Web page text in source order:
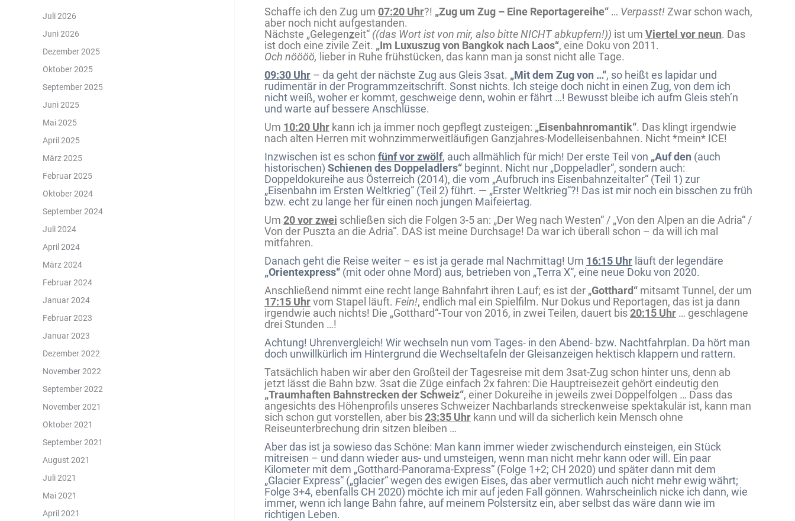
Schaffe ich den Zug um 07:20 Uhr?! „Zug um Zug – Eine Reportagereihe“ … Verpasst! Zwar schon wach,
aber noch nicht aufgestanden.
Nächste „Gelegenzeit“ ((das Wort ist von mir, also bitte NICHT abkupfern!)) ist um Viertel vor neun. Das
ist doch eine zivile Zeit. „Im Luxuszug von Bangkok nach Laos“, eine Doku von 2011.
Och nöööö, lieber in Ruhe frühstücken, das kann man ja sonst nicht alle Tage.
09:30 Uhr – da geht der nächste Zug aus Gleis 3sat. „Mit dem Zug von …“, so heißt es lapidar und
rudimentär in der Programmzeitschrift. Sonst nichts. Ich steige doch nicht in einen Zug, von dem ich
nicht weiß, woher er kommt, geschweige denn, wohin er fährt …! Bewusst bleibe ich aufm Gleis steh’n
und warte auf bessere Anschlüsse.
Um 10:20 Uhr kann ich ja immer noch gepflegt zusteigen: „Eisenbahnromantik“. Das klingt irgendwie
nach alten Herren mit wohnzimmerweitläufigen Ganzjahres-Modelleisenbahnen. Nicht *mein* ICE!
Inzwischen ist es schon fünf vor zwölf, auch allmählich für mich! Der erste Teil von „Auf den (auch
historischen) Schienen des Doppeladlers“ beginnt. Nicht nur „Doppeladler“, sondern auch:
Doppeldokureihe aus Österreich (2014), die vom „Aufbruch ins Eisenbahnzeitalter“ (Teil 1) zur
„Eisenbahn im Ersten Weltkrieg“ (Teil 2) führt. — „Erster Weltkrieg“?! Das ist mir noch ein bisschen zu früh
bzw. echt zu lange her für einen noch jungen Maifeiertag.
Um 20 vor zwei schließen sich die Folgen 3-5 an: „Der Weg nach Westen“ / „Von den Alpen an die Adria“ /
Von der Puszta an die Adria“. DAS ist meine Durchsage! Da war ich überall schon – da will ich mal
mitfahren.
Danach geht die Reise weiter – es ist ja gerade mal Nachmittag! Um 16:15 Uhr läuft der legendäre
„Orientexpress“ (mit oder ohne Mord) aus, betrieben von „Terra X“, eine neue Doku von 2020.
Anschließend nimmt eine recht lange Bahnfahrt ihren Lauf; es ist der „Gotthard“ mitsamt Tunnel, der um
17:15 Uhrvom Stapel läuft. Fein!, endlich mal ein Spielfilm. Nur Dokus und Reportagen, das ist ja dann
irgendwie auch nichts! Die „Gotthard“-Tour von 2016, in zwei Teilen, dauert bis20:15 Uhr … geschlagene
drei Stunden …!
Achtung! Uhrenvergleich! Wir wechseln nun vom Tages- in den Abend- bzw. Nachtfahrplan. Da hört man
doch unwillkürlich im Hintergrund die Wechseltafeln der Gleisanzeigen hektisch klappern und rattern.
Tatsächlich haben wir aber den Großteil der Tagesreise mit dem 3sat-Zug schon hinter uns, denn ab
jetzt lässt die Bahn bzw. 3sat die Züge einfach 2x fahren: Die Hauptreisezeit gehört eindeutig den
„Traumhaften Bahnstrecken der Schweiz“, einer Dokureihe in jeweils zwei Doppelfolgen … Dass das
angesichts des Höhenprofils unseres Schweizer Nachbarlands streckenweise spektakulär ist, kann man
sich schon gut vorstellen, aber bis23:35 Uhr kann und will da sicherlich kein Mensch ohne
Reiseunterbrechung drin sitzen bleiben …
Aber das ist ja sowieso das Schöne: Man kann immer wieder zwischendurch einsteigen, ein Stück
mitreisen – und dann wieder aus- und umsteigen, wenn man nicht mehr kann oder will. Ein paar
Kilometer mit dem „Gotthard-Panorama-Express“ (Folge 1+2; CH 2020) und später dann mit dem
„Glacier Express“ („glacier“ wegen des ewigen Eises, das aber vermutlich auch nicht mehr ewig währt;
Folge 3+4, ebenfalls CH 2020) möchte ich mir auf jeden Fall gönnen. Wahrscheinlich nicke ich dann, wie
immer, wenn ich lange Bahn fahre, auf meinem Polstersitz ein, aber selbst das wäre dann wie im
richtigen Leben.
Juli 2026
Juni 2026
Dezember 2025
Oktober 2025
September 2025
Juni 2025
Mai 2025
April 2025
März 2025
Februar 2025
Oktober 2024
September 2024
Juli 2024
April 2024
März 2024
Februar 2024
Januar 2024
Februar 2023
Januar 2023
Dezember 2022
November 2022
September 2022
November 2021
Oktober 2021
September 2021
August 2021
Juli 2021
Mai 2021
April 2021